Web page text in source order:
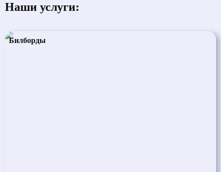
Наши услуги:
Билборды